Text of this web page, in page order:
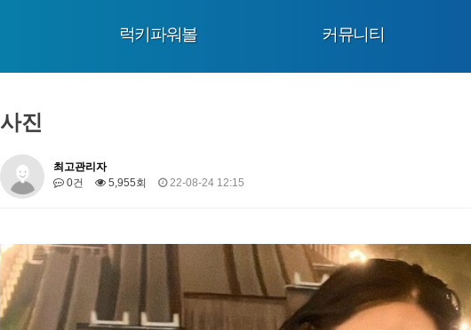
럭키파워볼 커뮤니티
사진
최고관리자
0건
5,955회 22-08-24 12:15